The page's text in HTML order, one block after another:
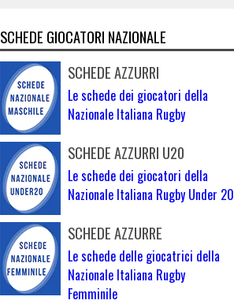
SCHEDE GIOCATORI NAZIONALE
SCHEDE AZZURRI
Le schede dei giocatori della
Nazionale Italiana Rugby
SCHEDE AZZURRI U20
Le schede dei giocatori della
Nazionale Italiana Rugby Under 20
SCHEDE AZZURRE
Le schede delle giocatrici della
Nazionale Italiana Rugby
Femminile